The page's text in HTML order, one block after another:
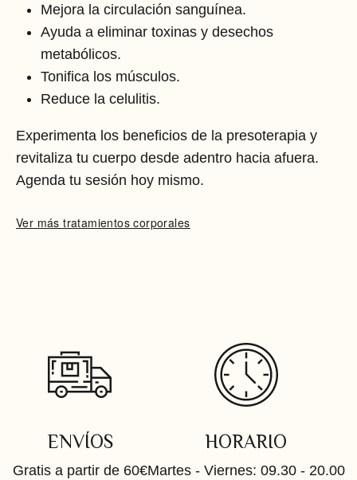
Mejora la circulación sanguínea.
Ayuda a eliminar toxinas y desechos
metabólicos.
Tonifica los músculos.
Reduce la celulitis.
Experimenta los beneficios de la presoterapia y
revitaliza tu cuerpo desde adentro hacia afuera.
Agenda tu sesión hoy mismo.
Ver más tratamientos corporales
ENVÍOS
Gratis a partir de 60€
HORARIO
Martes - Viernes: 09.30 - 20.00